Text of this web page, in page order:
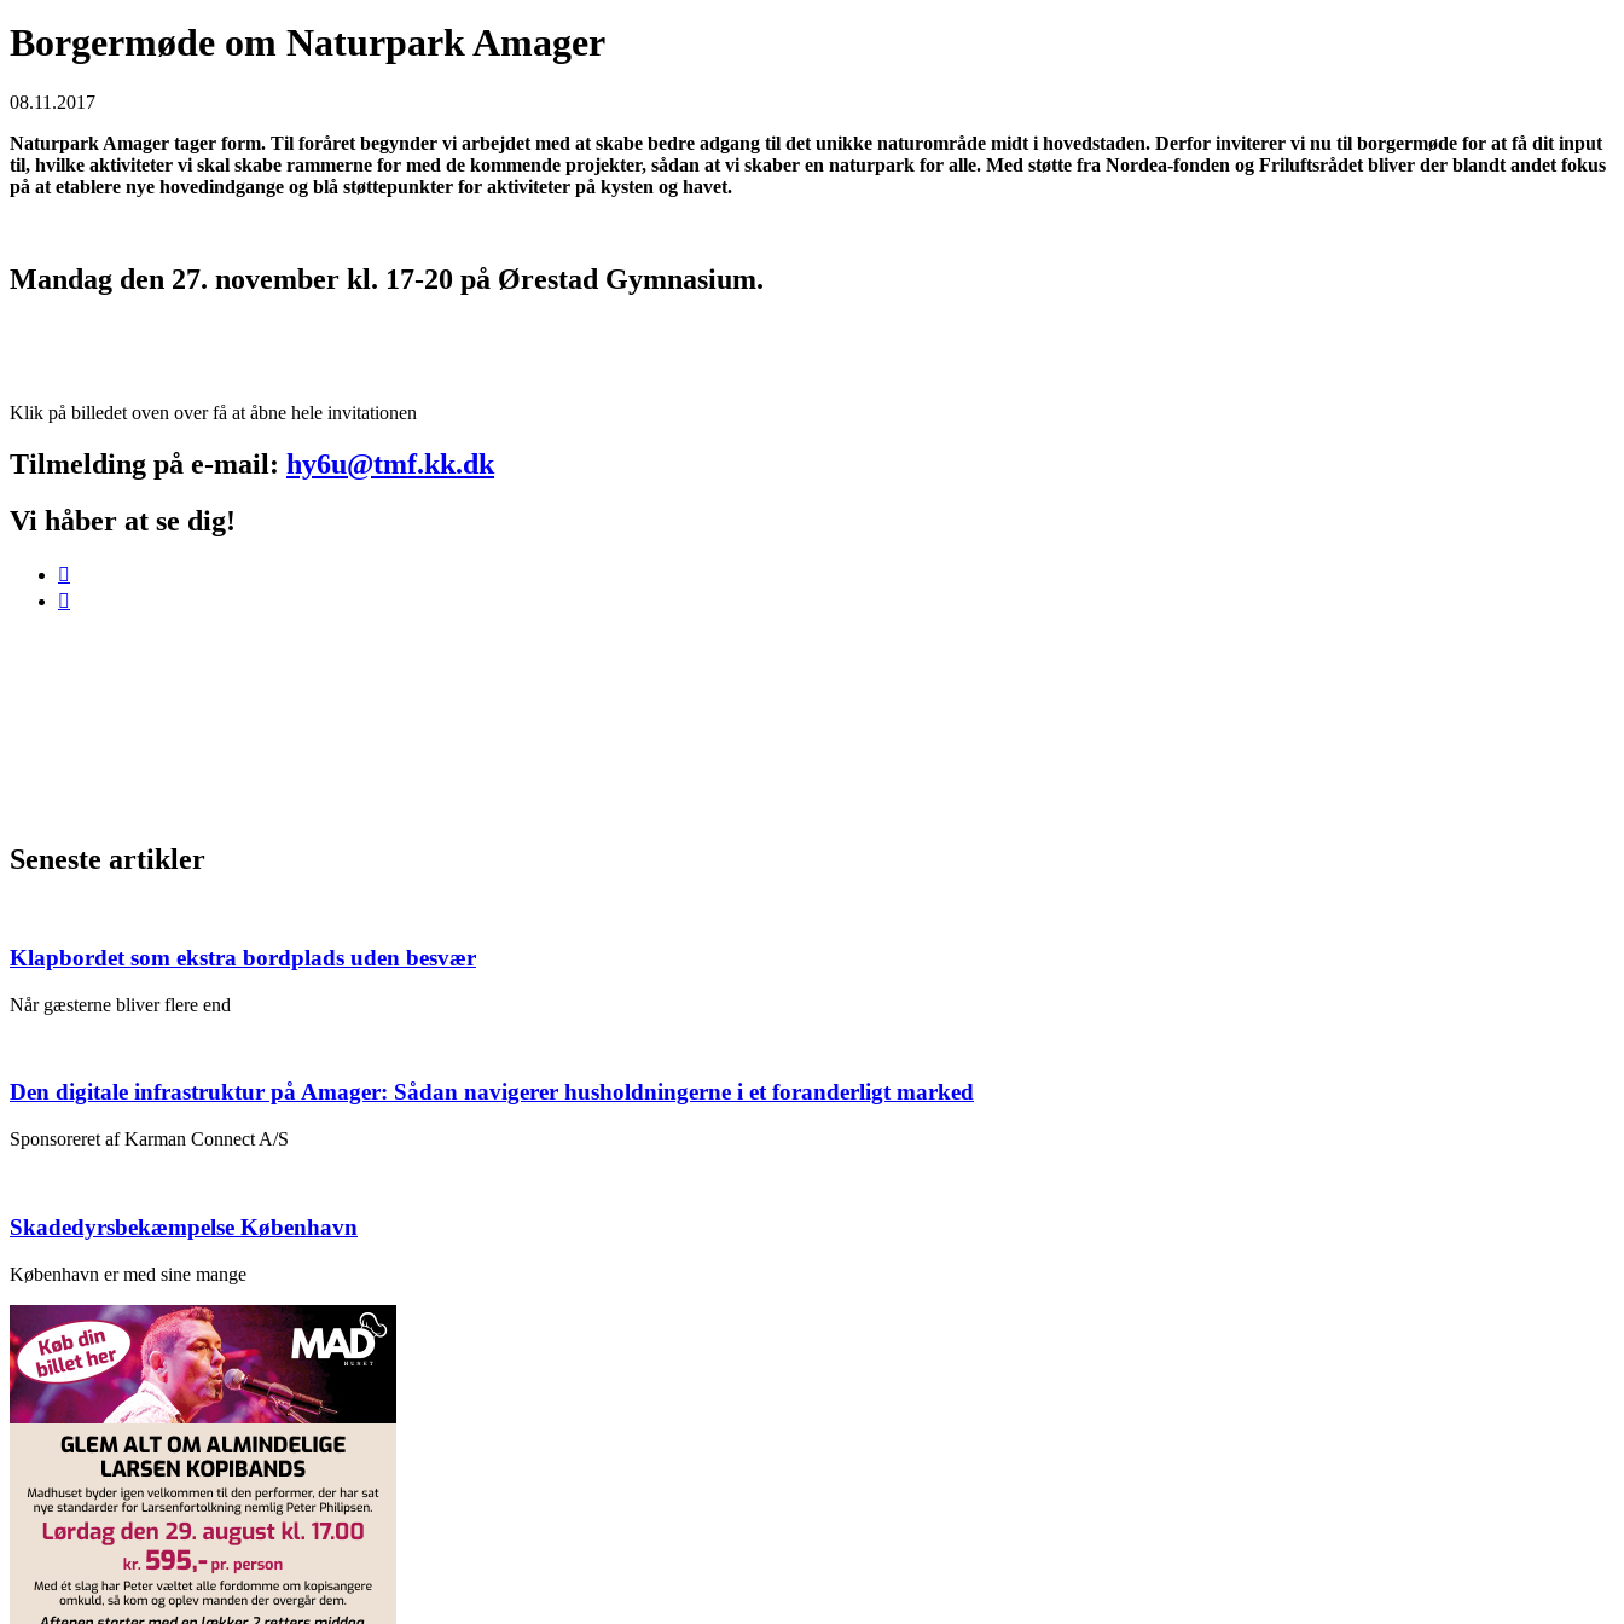
Borgermøde om Naturpark Amager
08.11.2017
Naturpark Amager tager form. Til foråret begynder vi arbejdet med at skabe bedre adgang til det unikke naturområde midt i hovedstaden. Derfor inviterer vi nu til borgermøde for at få dit input
til, hvilke aktiviteter vi skal skabe rammerne for med de kommende projekter, sådan at vi skaber en naturpark for alle. Med støtte fra Nordea-fonden og Friluftsrådet bliver der blandt andet fokus
på at etablere nye hovedindgange og blå støttepunkter for aktiviteter på kysten og havet.
Mandag den 27. november kl. 17-20 på Ørestad Gymnasium.
Klik på billedet oven over få at åbne hele invitationen
Tilmelding på e-mail: hy6u@tmf.kk.dk
Vi håber at se dig!
Seneste artikler
Klapbordet som ekstra bordplads uden besvær
Når gæsterne bliver flere end
Den digitale infrastruktur på Amager: Sådan navigerer husholdningerne i et foranderligt marked
Sponsoreret af Karman Connect A/S
Skadedyrsbekæmpelse København
København er med sine mange